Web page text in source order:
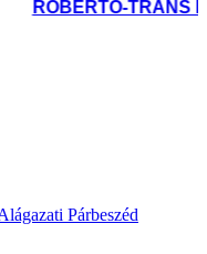
ROBERTO-TRANS Kft.
Párbeszéd